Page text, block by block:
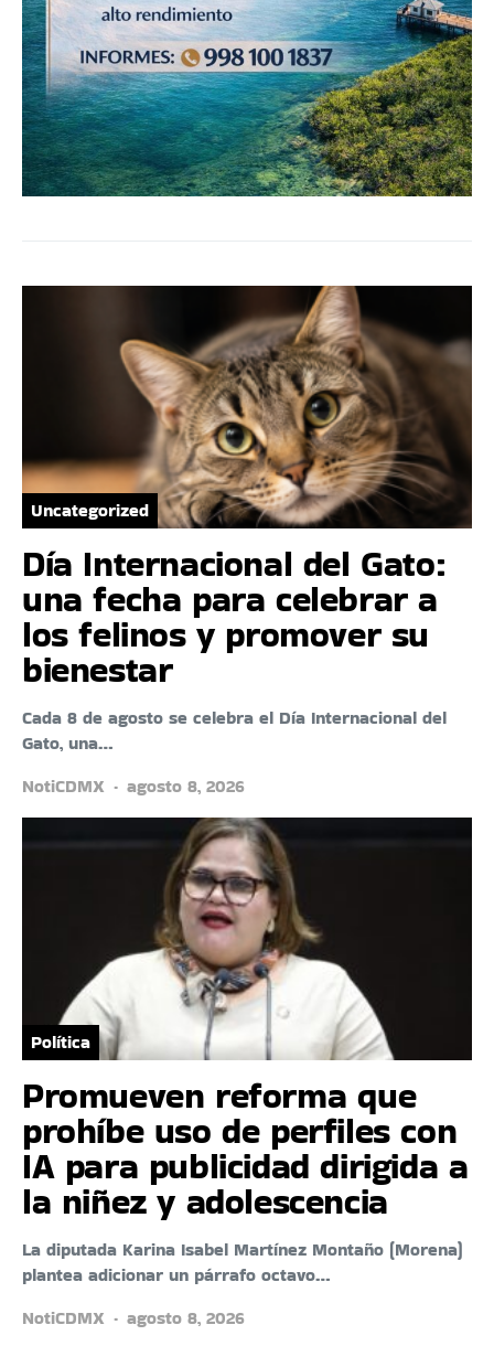
Uncategorized
Día Internacional del Gato:
una fecha para celebrar a
los felinos y promover su
bienestar
Cada 8 de agosto se celebra el Día Internacional del
Gato, una…
NotiCDMX
agosto 8, 2026
Política
Promueven reforma que
prohíbe uso de perfiles con
IA para publicidad dirigida a
la niñez y adolescencia
La diputada Karina Isabel Martínez Montaño (Morena)
plantea adicionar un párrafo octavo…
NotiCDMX
agosto 8, 2026